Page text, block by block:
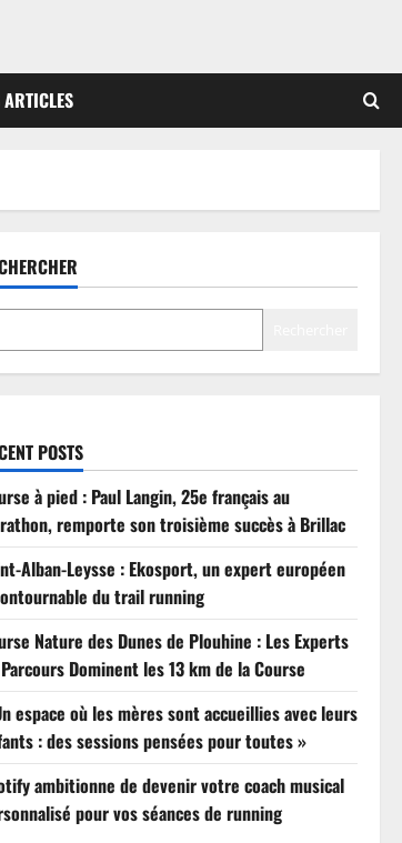
POSTS
à pied : Paul Langin, 25e français au
remporte son troisième succès à Brillac
Alban-Leysse : Ekosport, un expert européen
du trail running
Nature des Dunes de Plouhine : Les Experts
Dominent les 13 km de la Course
espace où les mères sont accueillies avec leurs
: des sessions pensées pour toutes »
ambitionne de devenir votre coach musical
pour vos séances de running